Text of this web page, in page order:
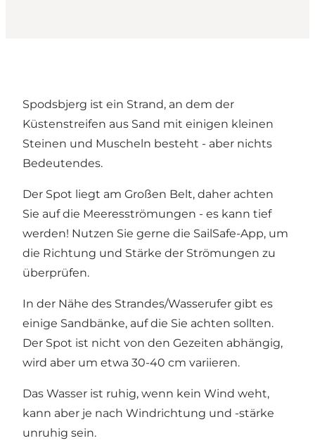
Spodsbjerg ist ein Strand, an dem der
Küstenstreifen aus Sand mit einigen kleinen
Steinen und Muscheln besteht - aber nichts
Bedeutendes.
Der Spot liegt am Großen Belt, daher achten
Sie auf die Meeresströmungen - es kann tief
werden! Nutzen Sie gerne die SailSafe-App, um
die Richtung und Stärke der Strömungen zu
überprüfen.
In der Nähe des Strandes/Wasserufer gibt es
einige Sandbänke, auf die Sie achten sollten.
Der Spot ist nicht von den Gezeiten abhängig,
wird aber um etwa 30-40 cm variieren.
Das Wasser ist ruhig, wenn kein Wind weht,
kann aber je nach Windrichtung und -stärke
unruhig sein.